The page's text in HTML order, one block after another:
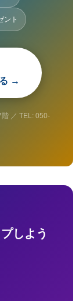
ント
→
／ TEL: 050-
しよう